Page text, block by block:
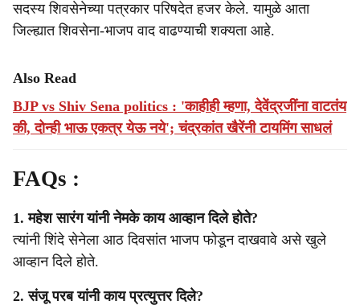
सदस्य शिवसेनेच्या पत्रकार परिषदेत हजर केले. यामुळे आता
जिल्ह्यात शिवसेना-भाजप वाद वाढण्याची शक्यता आहे.
Also Read
BJP vs Shiv Sena politics : 'काहीही म्हणा, देवेंद्रजींना वाटतंय
की, दोन्ही भाऊ एकत्र येऊ नये'; चंद्रकांत खैरेंनी टायमिंग साधलं
FAQs :
1. महेश सारंग यांनी नेमके काय आव्हान दिले होते?
त्यांनी शिंदे सेनेला आठ दिवसांत भाजप फोडून दाखवावे असे खुले
आव्हान दिले होते.
2. संजू परब यांनी काय प्रत्युत्तर दिले?